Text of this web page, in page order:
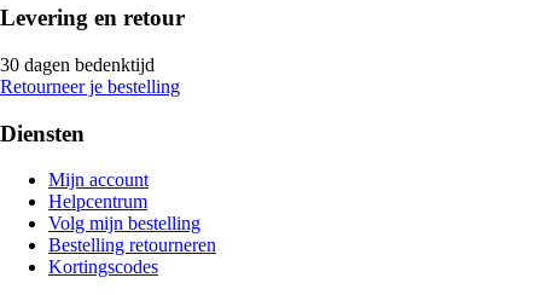
Levering en retour
30 dagen bedenktijd
Retourneer je bestelling
Diensten
Mijn account
Helpcentrum
Volg mijn bestelling
Bestelling retourneren
Kortingscodes